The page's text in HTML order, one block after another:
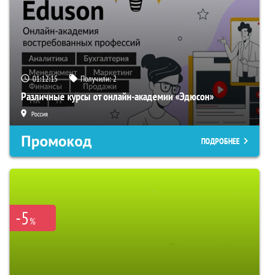
01:12:14 Получили:2
Различные курсы от онлайн-академии «Эдюсон»
Россия
Промокод ПОДРОБНЕЕ
-5%